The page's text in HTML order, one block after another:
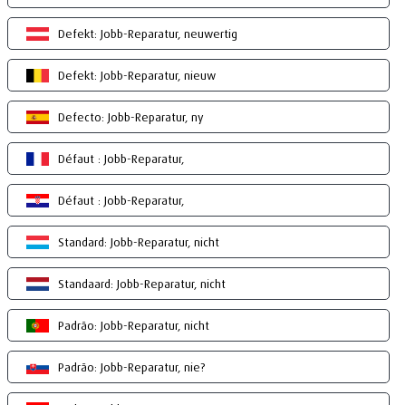
Defekt: Jobb-Reparatur, neuwertig
Defekt: Jobb-Reparatur, nieuw
Defecto: Jobb-Reparatur, ny
Défaut : Jobb-Reparatur,
Défaut : Jobb-Reparatur,
Standard: Jobb-Reparatur, nicht
Standaard: Jobb-Reparatur, nicht
Padrão: Jobb-Reparatur, nicht
Padrão: Jobb-Reparatur, nie?